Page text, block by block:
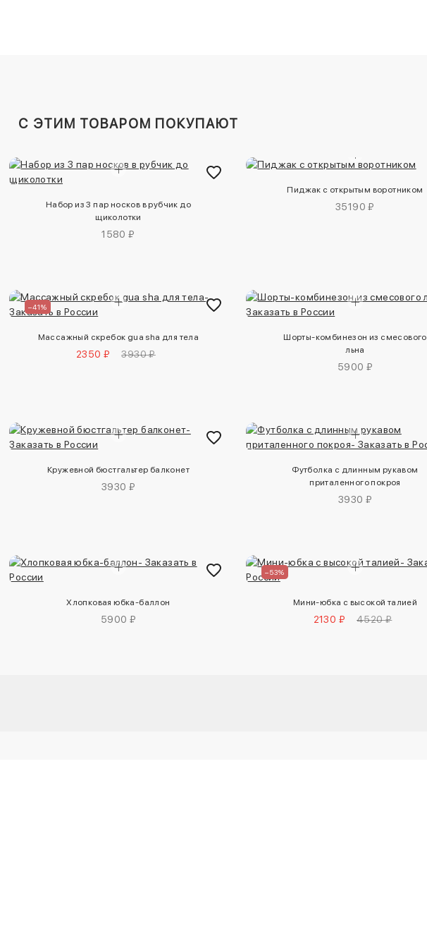
C ЭТИМ ТОВАРОМ ПОКУПАЮТ
Набор из 3 пар носков в рубчик до
щиколотки
1580 ₽
Пиджак с открытым воротником
35190 ₽
–41%
Массажный скребок gua sha для тела
2350 ₽ 3930 ₽
Шорты-комбинезон из смесового
льна
5900 ₽
Кружевной бюстгальтер балконет
3930 ₽
Футболка с длинным рукавом
приталенного покроя
3930 ₽
Хлопковая юбка-баллон
5900 ₽
–53%
Мини-юбка с высокой талией
2130 ₽ 4520 ₽